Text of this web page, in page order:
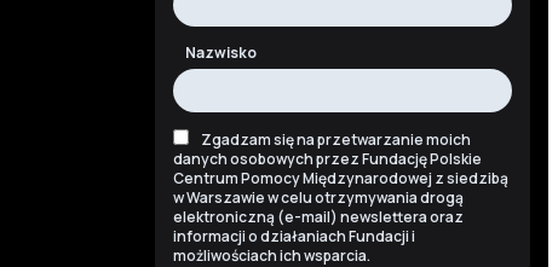
Nazwisko
Zgadzam się na przetwarzanie moich
danych osobowych przez Fundację Polskie
Centrum Pomocy Międzynarodowej z siedzibą
w Warszawie w celu otrzymywania drogą
elektroniczną (e-mail) newslettera oraz
informacji o działaniach Fundacji i
możliwościach ich wsparcia.